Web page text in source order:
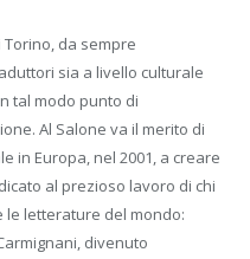
da sempre
sia a livello culturale
tal modo punto di
Al Salone va il merito di
in Europa, nel 2001, a creare
al prezioso lavoro di chi
le letterature del mondo:
divenuto